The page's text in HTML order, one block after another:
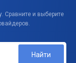
Сравните и выберите
Найти